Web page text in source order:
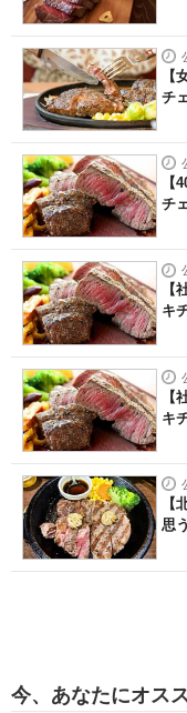
【
チ
【
チ
【
キ
【
キ
【
思
今、あなたにオス